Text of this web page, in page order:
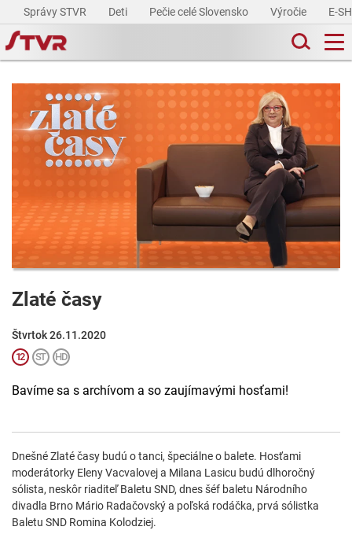
Správy STVR Deti Pečie celé Slovensko Výročie E-
Zlaté časy
Štvrtok 26.11.2020
Bavíme sa s archívom a so zaujímavými hosťami!
Dnešné Zlaté časy budú o tanci, špeciálne o balete. Hosťami
moderátorky Eleny Vacvalovej a Milana Lasicu budú dlhoročný
sólista, neskôr riaditeľ Baletu SND, dnes šéf baletu Národního
divadla Brno Mário Radačovský a poľská rodáčka, prvá sólistka
Baletu SND Romina Kolodziej.